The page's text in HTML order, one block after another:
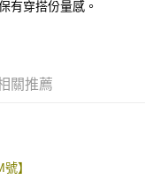
結，可透過四大超商／
面顯示為準，若有關於
享後付」服務完成之交
有穿搭份量感。
關推薦
】